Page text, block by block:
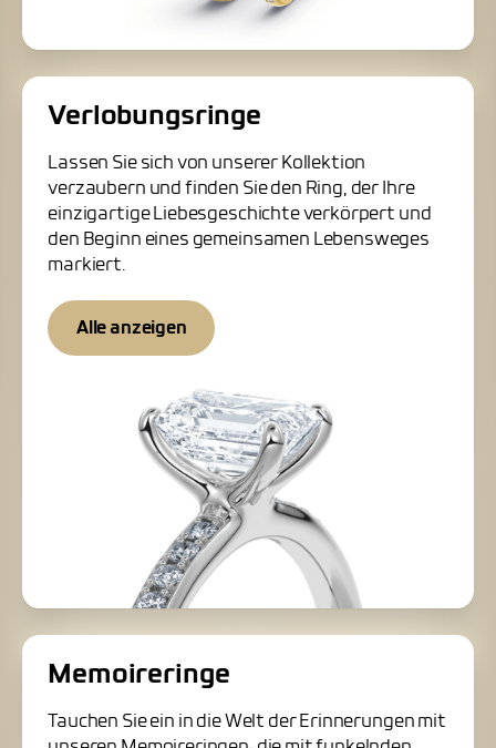
Verlobungsringe
Lassen Sie sich von unserer Kollektion
verzaubern und finden Sie den Ring, der Ihre
einzigartige Liebesgeschichte verkörpert und
den Beginn eines gemeinsamen Lebensweges
markiert.
Alle anzeigen
Memoireringe
Tauchen Sie ein in die Welt der Erinnerungen mit